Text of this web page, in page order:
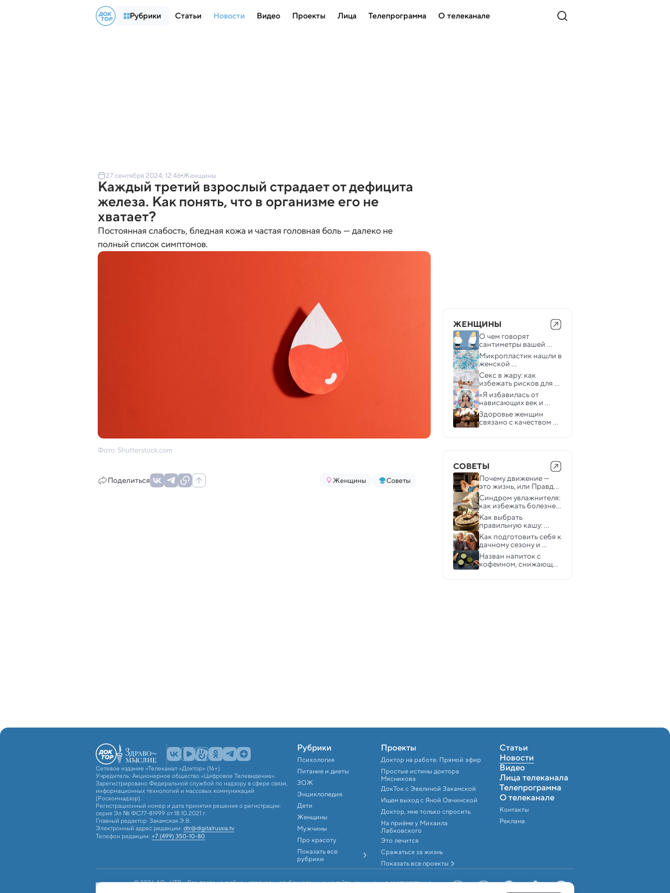
Рубрики Статьи Новости Видео Проекты Лица Телепрограмма О телеканале
27 сентября 2024, 12:46 Женщины
Каждый третий взрослый страдает от дефицита
железа. Как понять, что в организме его не
хватает?
Постоянная слабость, бледная кожа и частая головная боль — далеко не
полный список симптомов.
Фото: Shutterstock.com
Поделиться Женщины Советы
ЖЕНЩИНЫ
О чем говорят
сантиметры вашей
талии
Микропластик нашли в
женской
репродуктивной
системе — опасно ли
это
Секс в жару: как
избежать рисков для
здоровья
«Я избавилась от
нависающих век и
мешков под глазами».
Личный опыт
Здоровье женщин
связано с качеством
— психологи
СОВЕТЫ
Почему движение —
это жизнь, или Правда
о мышцах
Синдром увлажнителя:
как избежать болезней
из-за приборов
климат-контроля
Как выбрать
правильную кашу:
советы диетолога
Как подготовить себя к
дачному сезону и
избежать проблем со
здоровьем
Назван напиток с
кофеином, снижающий
тревожность
Сетевое издание «Телеканал «Доктор» (16+)
Учредитель: Акционерное общество «Цифровое Телевидение».
Зарегистрировано Федеральной службой по надзору в сфере связи,
информационных технологий и массовых коммуникаций
(Роскомнадзор).
Регистрационный номер и дата принятия решения о регистрации:
серия Эл № ФС77-81999 от 18.10.2021 г.
Главный редактор: Закамская Э.В.
Электронный адрес редакции: dtr@digitalrussia.tv
Телефон редакции: +7 (499) 350-10-80
Рубрики
Психология
Питание и диеты
ЗОЖ
Энциклопедия
Дети
Женщины
Мужчины
Про красоту
Показать все
рубрики
Проекты
Доктор на работе. Прямой эфир
Простые истины доктора
Мясникова
ДокТок с Эвелиной Закамской
Ищем выход с Яной Овчинской
Доктор, мне только спросить
На приёме у Михаила
Лабковского
Это лечится
Сражаться за жизнь
Показать все проекты
Статьи
Новости
Видео
Лица телеканала
Телепрограмма
О телеканале
Контакты
Реклама
© 2026 АО «ЦТВ». Все права на любые материалы, опубликованные на сайте, защищены в соответствии с